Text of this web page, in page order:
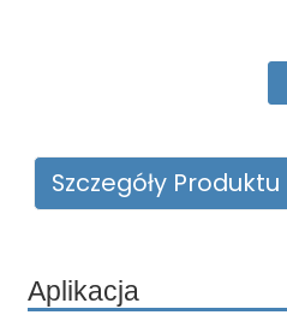
Szczegóły Produktu
Aplikacja